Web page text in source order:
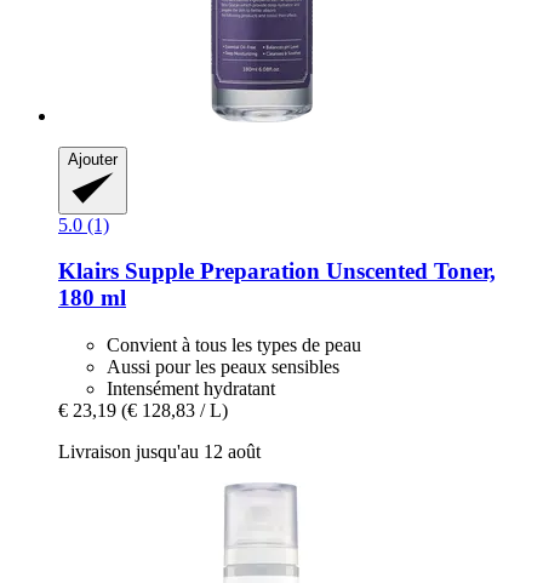
Ajouter
5.0 (1)
Klairs Supple Preparation Unscented Toner,
180 ml
Convient à tous les types de peau
Aussi pour les peaux sensibles
Intensément hydratant
€ 23,19 (€ 128,83 / L)
Livraison jusqu'au 12 août